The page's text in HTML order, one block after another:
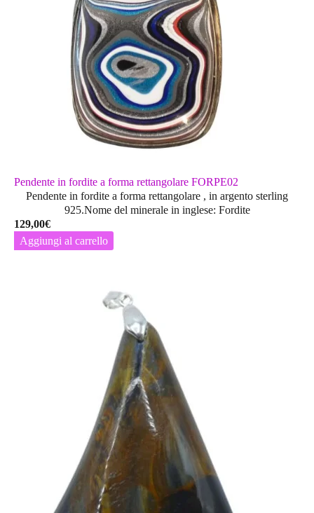
Pendente in fordite a forma rettangolare FORPE02
Pendente in fordite a forma rettangolare , in argento sterling
925.Nome del minerale in inglese: Fordite
129,00€
Aggiungi al carrello